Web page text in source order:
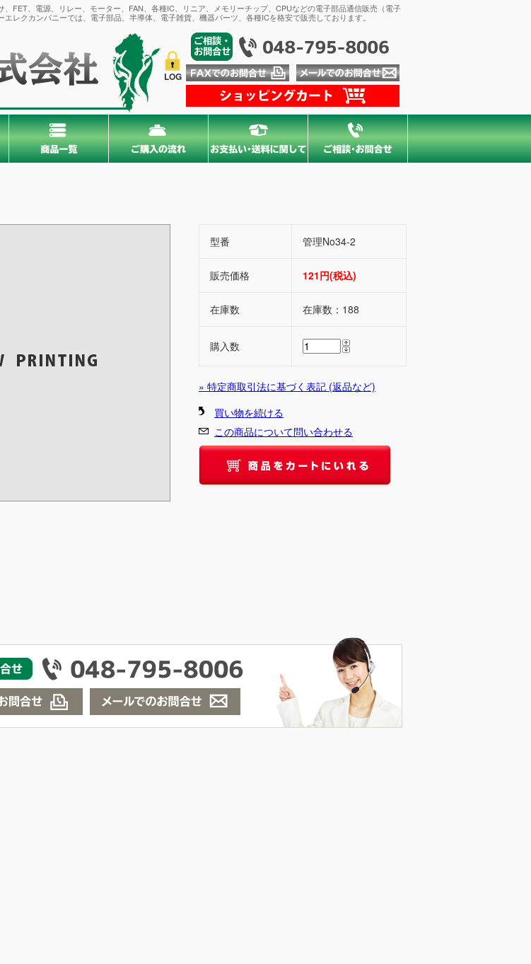
FET、電源、リレー、モーター、FAN、各種IC、リニア、メモリーチップ、CPUなどの電子部品通信販売（電子
レクカンパニーでは、電子部品、半導体、電子雑貨、機器パーツ、各種ICを格安で販売しております。
LOG
型番 管理No34-2
販売価格 121円(税込)
在庫数 在庫数：188
購入数
» 特定商取引法に基づく表記 (返品など)
買い物を続ける
この商品について問い合わせる